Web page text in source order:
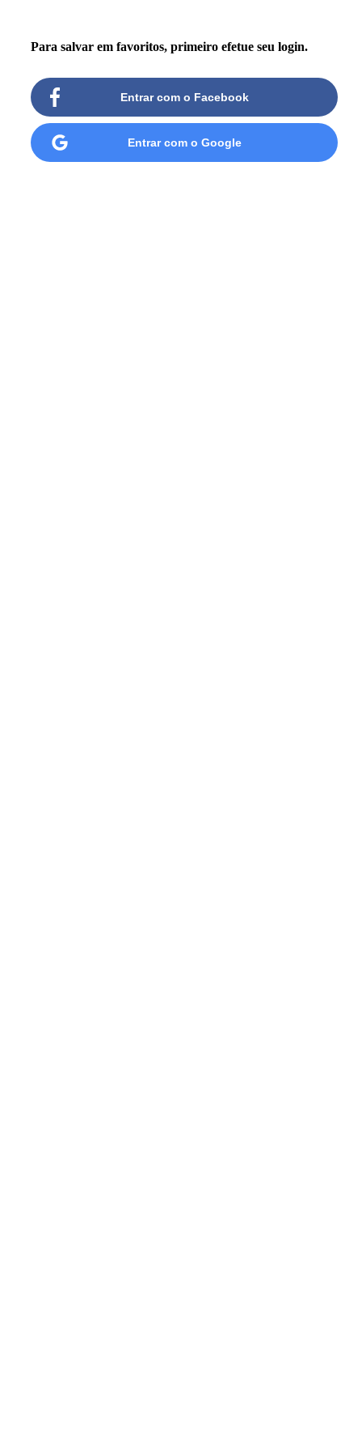
Para salvar em favoritos, primeiro efetue seu login.
Entrar com o Facebook
Entrar com o Google